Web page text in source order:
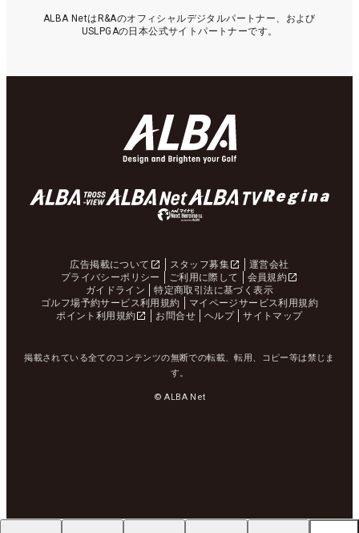
ALBA NetはR&Aのオフィシャルデジタルパートナー、および
USLPGAの日本公式サイトパートナーです。
広告掲載について スタッフ募集
運営会社
プライバシーポリシー
ご利用に際して
会員規約
ガイドライン
特定商取引法に基づく表示
ゴルフ場予約サービス利用規約
マイページサービス利用規約
ポイント利用規約
お問合せ ヘルプ サイトマップ
掲載されている全てのコンテンツの無断での転載、転用、コピー等は禁じま
す。
© ALBA Net